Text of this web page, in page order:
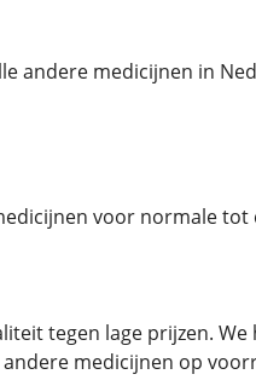
andere medicijnen in
voor normale tot
tegen lage prijzen.
medicijnen op